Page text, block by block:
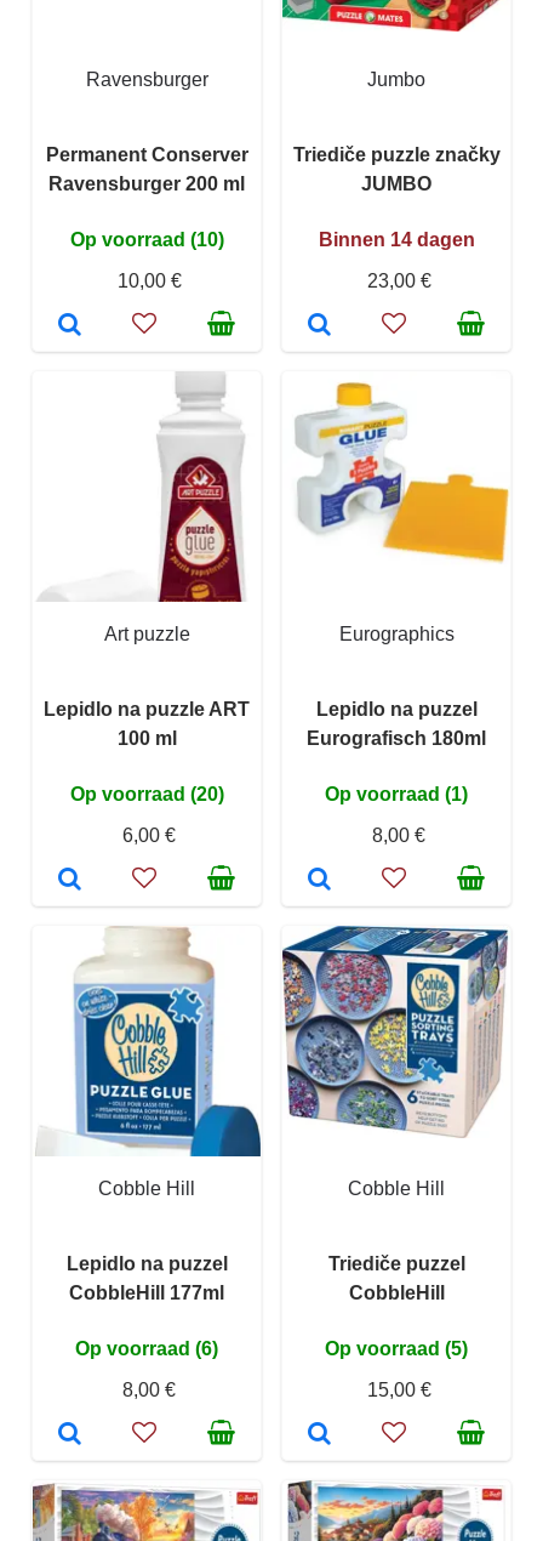
Ravensburger
Permanent Conserver
Ravensburger 200 ml
Op voorraad (10)
10,00 €
Jumbo
Triediče puzzle značky
JUMBO
Binnen 14 dagen
23,00 €
Art puzzle
Lepidlo na puzzle ART
100 ml
Op voorraad (20)
6,00 €
Eurographics
Lepidlo na puzzel
Eurografisch 180ml
Op voorraad (1)
8,00 €
Cobble Hill
Lepidlo na puzzel
CobbleHill 177ml
Op voorraad (6)
8,00 €
Cobble Hill
Triediče puzzel
CobbleHill
Op voorraad (5)
15,00 €